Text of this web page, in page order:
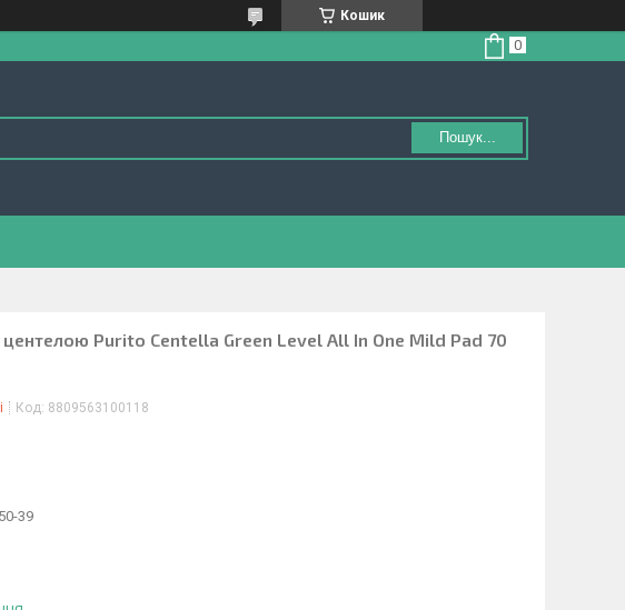
Кошик
Пошук...
центелою Purito Centella Green Level All In One Mild Pad 70
Код: 8809563100118
39